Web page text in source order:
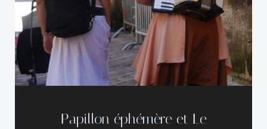
Papillon éphémère et Le